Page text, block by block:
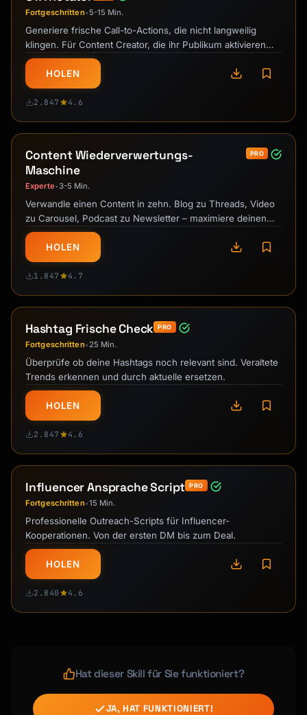
Fortgeschritten•5-15 Min.
Generiere frische Call-to-Actions, die nicht langweilig
klingen. Für Content Creator, die ihr Publikum aktivieren
wollen.
HOLEN
2.847 4.6
Content Wiederverwertungs-
Maschine
PRO
Experte•3-5 Min.
Verwandle einen Content in zehn. Blog zu Threads, Video
zu Carousel, Podcast zu Newsletter – maximiere deinen
Output.
HOLEN
1.847 4.7
Hashtag Frische Check PRO
Fortgeschritten•25 Min.
Überprüfe ob deine Hashtags noch relevant sind. Veraltete
Trends erkennen und durch aktuelle ersetzen.
HOLEN
2.847 4.6
Influencer Ansprache Script PRO
Fortgeschritten•15 Min.
Professionelle Outreach-Scripts für Influencer-
Kooperationen. Von der ersten DM bis zum Deal.
HOLEN
2.840 4.6
Hat dieser Skill für Sie funktioniert?
JA, HAT FUNKTIONIERT!